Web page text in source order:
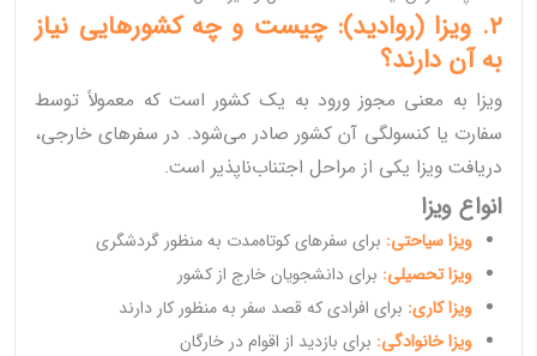
2. ویزا (روادید): چیست و چه کشورهایی نیاز
به آن دارند؟
ویزا به معنی مجوز ورود به یک کشور است که معمولاً توسط
سفارت یا کنسولگی آن کشور صادر می‌شود. در سفرهای خارجی،
دریافت ویزا یکی از مراحل اجتناب‌ناپذیر است.
انواع ویزا
ویزا سیاحتی: برای سفرهای کوتاه‌مدت به منظور گردشگری
ویزا تحصیلی: برای دانشجویان خارج از کشور
ویزا کاری: برای افرادی که قصد سفر به منظور کار دارند
ویزا خانوادگی: برای بازدید از اقوام در خارگان